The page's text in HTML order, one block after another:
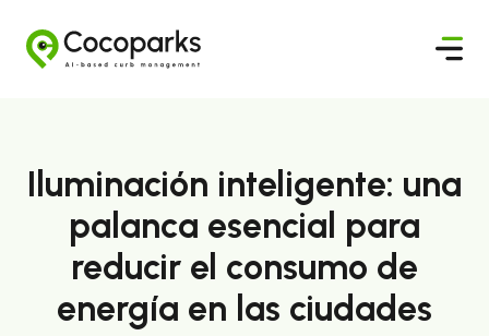
Iluminación inteligente: una
palanca esencial para
reducir el consumo de
energía en las ciudades